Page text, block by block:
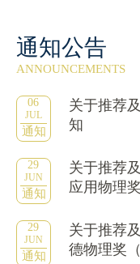
通知公告
ANNOUNCEMENTS
06
JUL
通知
关于推荐
知
29
JUN
通知
关于推荐
应用物理
29
JUN
通知
关于推荐
德物理奖